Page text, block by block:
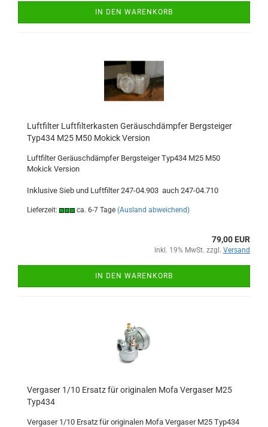
IN DEN WARENKORB
Luftfilter Luftfilterkasten Geräuschdämpfer Bergsteiger
Typ434 M25 M50 Mokick Version
Luftfilter Geräuschdämpfer Bergsteiger Typ434 M25 M50
Mokick Version
Inklusive Sieb und Luftfilter 247-04.903 auch 247-04.710
Lieferzeit: ca. 6-7 Tage (Ausland abweichend)
79,00 EUR
inkl. 19% MwSt. zzgl. Versand
IN DEN WARENKORB
Vergaser 1/10 Ersatz für originalen Mofa Vergaser M25
Typ434
Vergaser 1/10 Ersatz für originalen Mofa Vergaser M25 Typ434